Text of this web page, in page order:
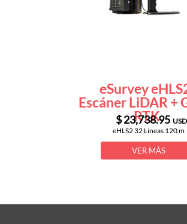
eSurvey
Escáner LiDAR +
RTK
$ 23,738.95 USD
eHLS2 32 Lineas 120 m
VER MÁS